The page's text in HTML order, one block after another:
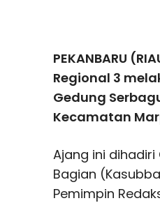
PEKANBARU
Regional 3
Gedung
Kecamatan
Ajang ini dihadiri
Bagian
Pemimpin